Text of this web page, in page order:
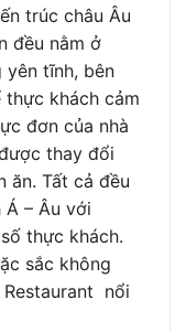
trúc châu Âu
đều nằm ở
tĩnh, bên
khách cảm
đơn của nhà
thay đổi
ăn. Tất cả đều
– Âu với
thực khách.
sắc không
Restaurant nổi